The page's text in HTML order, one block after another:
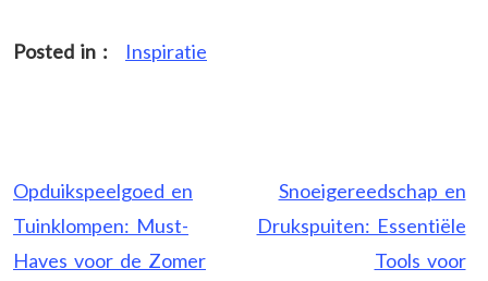
Posted in : Inspiratie
Post
navigation
Opduikspeelgoed en
Tuinklompen: Must-
Haves voor de Zomer
Snoeigereedschap en
Drukspuiten: Essentiële
Tools voor